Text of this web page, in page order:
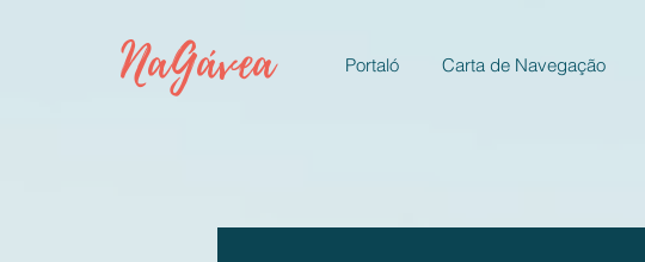
NaGávea Portaló Carta de Navegação